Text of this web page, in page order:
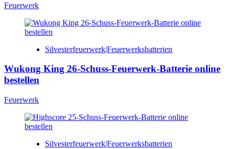
Feuerwerk
Silvesterfeuerwerk|Feuerwerksbatterien
Wukong King 26-Schuss-Feuerwerk-Batterie online
bestellen
Feuerwerk
Silvesterfeuerwerk|Feuerwerksbatterien